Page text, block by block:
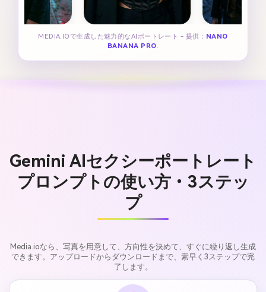
MEDIA.IOで生成した魅力的なAIポートレート - 提供： NANO
BANANA PRO.
Gemini AIセクシーポートレート
プロンプトの使い方・3ステッ
プ
Media.ioなら、写真を用意して、方向性を決めて、すぐに繰り返し生成
できます。アップロードからダウンロードまで、素早く3ステップで完
了します。